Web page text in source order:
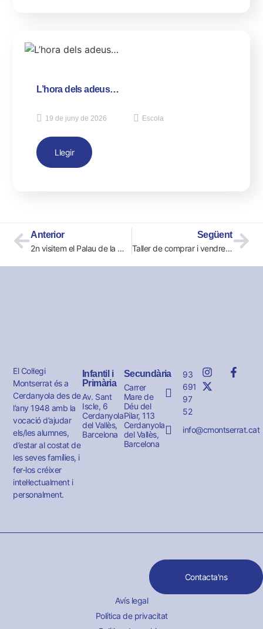
L’hora dels adeus…
19 de juny de 2026 Escola
Llegir
Anterior
2n visitem el Palau de la Música Catalana!
Següent
Taller de comprar i vendre a 2n: aprendre jugant!
El Col·legi
Montserrat és a
Cerdanyola des de
l’any 1948 amb la
vocació d’ajudar
els/les alumnes,
d’estar al costat de
les seves famílies, i
fer-los créixer
intel·lectualment i
personalment.
Infantil i
Primària
Av. Sant
Iscle, 6
Cerdanyola
del Vallès,
Barcelona
Secundària
Carrer
Mare de
Déu del
Pilar, 113
Cerdanyola
del Vallès,
Barcelona
93
691
97
52
info@cmontserrat.cat
Contacta'ns
Avís legal
Política de privacitat